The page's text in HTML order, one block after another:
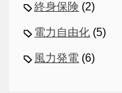
終身保険 (2)
電力自由化 (5)
風力発電 (6)